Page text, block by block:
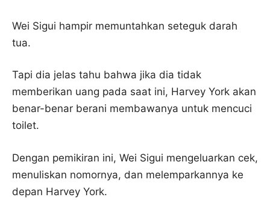
Wei Sigui hampir memuntahkan seteguk darah
tua.
Tapi dia jelas tahu bahwa jika dia tidak
memberikan uang pada saat ini, Harvey York akan
benar-benar berani membawanya untuk mencuci
toilet.
Dengan pemikiran ini, Wei Sigui mengeluarkan cek,
menuliskan nomornya, dan melemparkannya ke
depan Harvey York.